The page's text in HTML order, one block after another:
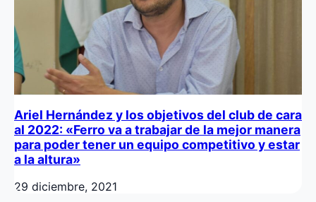
Ariel Hernández y los objetivos del club de cara
al 2022: «Ferro va a trabajar de la mejor manera
para poder tener un equipo competitivo y estar
a la altura»
29 diciembre, 2021